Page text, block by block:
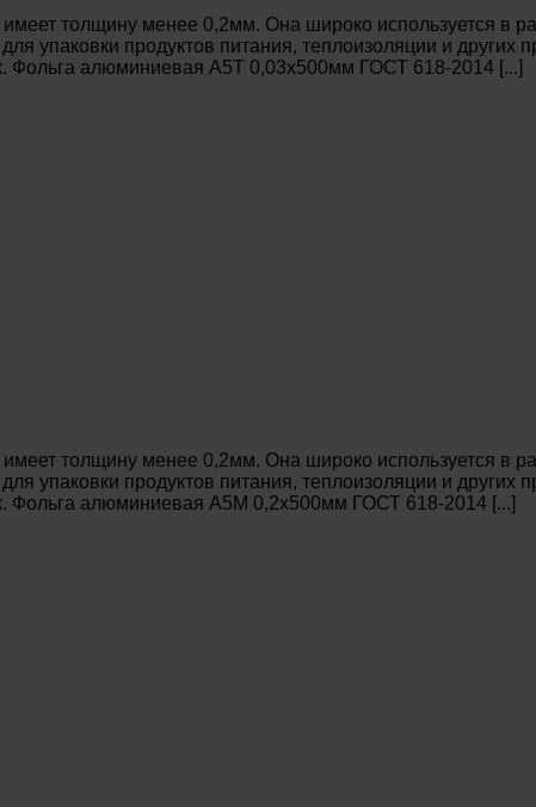
толщину менее 0,2мм. Она широко используется в
упаковки продуктов питания, теплоизоляции и
Фольга алюминиевая А5Т 0,03х500мм ГОСТ 618-2014 [...]
толщину менее 0,2мм. Она широко используется в
упаковки продуктов питания, теплоизоляции и
Фольга алюминиевая А5М 0,2х500мм ГОСТ 618-2014 [...]